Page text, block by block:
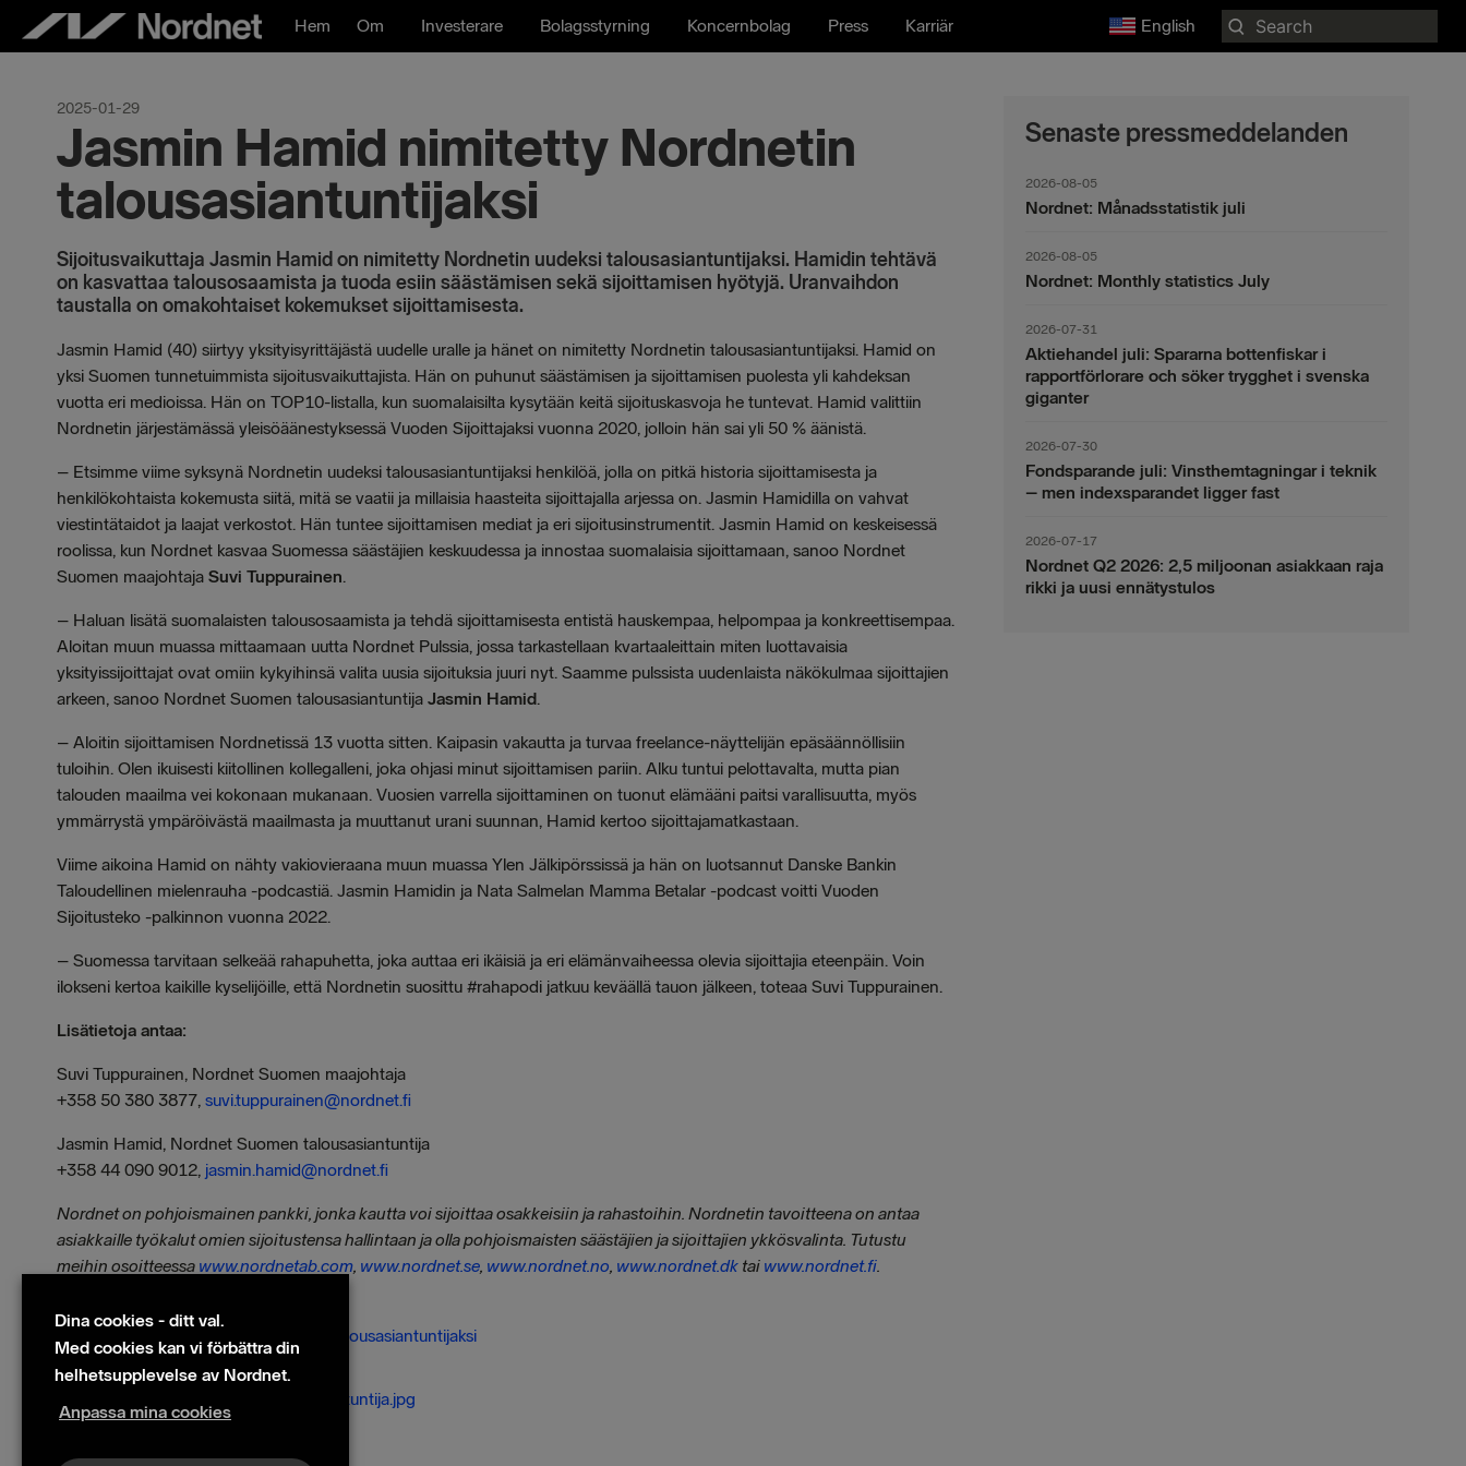
Hoppa
Hem Om Investerare Bolagsstyrning Koncernbolag Press Karriär English
Search
for:
2025-01-29
Jasmin Hamid nimitetty Nordnetin
talousasiantuntijaksi
Sijoitusvaikuttaja Jasmin Hamid on nimitetty Nordnetin uudeksi talousasiantuntijaksi. Hamidin tehtävä
on kasvattaa talousosaamista ja tuoda esiin säästämisen sekä sijoittamisen hyötyjä. Uranvaihdon
taustalla on omakohtaiset kokemukset sijoittamisesta.
Jasmin Hamid (40) siirtyy yksityisyrittäjästä uudelle uralle ja hänet on nimitetty Nordnetin talousasiantuntijaksi. Hamid on
yksi Suomen tunnetuimmista sijoitusvaikuttajista. Hän on puhunut säästämisen ja sijoittamisen puolesta yli kahdeksan
vuotta eri medioissa. Hän on TOP10-listalla, kun suomalaisilta kysytään keitä sijoituskasvoja he tuntevat. Hamid valittiin
Nordnetin järjestämässä yleisöäänestyksessä Vuoden Sijoittajaksi vuonna 2020, jolloin hän sai yli 50 % äänistä.
– Etsimme viime syksynä Nordnetin uudeksi talousasiantuntijaksi henkilöä, jolla on pitkä historia sijoittamisesta ja
henkilökohtaista kokemusta siitä, mitä se vaatii ja millaisia haasteita sijoittajalla arjessa on. Jasmin Hamidilla on vahvat
viestintätaidot ja laajat verkostot. Hän tuntee sijoittamisen mediat ja eri sijoitusinstrumentit. Jasmin Hamid on keskeisessä
roolissa, kun Nordnet kasvaa Suomessa säästäjien keskuudessa ja innostaa suomalaisia sijoittamaan, sanoo Nordnet
Suomen maajohtaja Suvi Tuppurainen.
– Haluan lisätä suomalaisten talousosaamista ja tehdä sijoittamisesta entistä hauskempaa, helpompaa ja konkreettisempaa.
Aloitan muun muassa mittaamaan uutta Nordnet Pulssia, jossa tarkastellaan kvartaaleittain miten luottavaisia
yksityissijoittajat ovat omiin kykyihinsä valita uusia sijoituksia juuri nyt. Saamme pulssista uudenlaista näkökulmaa sijoittajien
arkeen, sanoo Nordnet Suomen talousasiantuntija Jasmin Hamid.
– Aloitin sijoittamisen Nordnetissä 13 vuotta sitten. Kaipasin vakautta ja turvaa freelance-näyttelijän epäsäännöllisiin
tuloihin. Olen ikuisesti kiitollinen kollegalleni, joka ohjasi minut sijoittamisen pariin. Alku tuntui pelottavalta, mutta pian
talouden maailma vei kokonaan mukanaan. Vuosien varrella sijoittaminen on tuonut elämääni paitsi varallisuutta, myös
ymmärrystä ympäröivästä maailmasta ja muuttanut urani suunnan, Hamid kertoo sijoittajamatkastaan.
Viime aikoina Hamid on nähty vakiovieraana muun muassa Ylen Jälkipörssissä ja hän on luotsannut Danske Bankin
Taloudellinen mielenrauha -podcastiä. Jasmin Hamidin ja Nata Salmelan Mamma Betalar -podcast voitti Vuoden
Sijoitusteko -palkinnon vuonna 2022.
– Suomessa tarvitaan selkeää rahapuhetta, joka auttaa eri ikäisiä ja eri elämänvaiheessa olevia sijoittajia eteenpäin. Voin
ilokseni kertoa kaikille kyselijöille, että Nordnetin suosittu #rahapodi jatkuu keväällä tauon jälkeen, toteaa Suvi Tuppurainen.
Lisätietoja antaa:
Suvi Tuppurainen, Nordnet Suomen maajohtaja
+358 50 380 3877, suvi.tuppurainen@nordnet.fi
Jasmin Hamid, Nordnet Suomen talousasiantuntija
+358 44 090 9012, jasmin.hamid@nordnet.fi
Nordnet on pohjoismainen pankki, jonka kautta voi sijoittaa osakkeisiin ja rahastoihin. Nordnetin tavoitteena on antaa
asiakkaille työkalut omien sijoitustensa hallintaan ja olla pohjoismaisten säästäjien ja sijoittajien ykkösvalinta. Tutustu
meihin osoitteessa www.nordnetab.com, www.nordnet.se, www.nordnet.no, www.nordnet.dk tai www.nordnet.fi.
Filer
Jasmin Hamid nimitetty Nordnetin talousasiantuntijaksi
Bilder
Jasmin Hamid Nordnetin talousasiantuntija.jpg
Senaste pressmeddelanden
2026-08-05
Nordnet: Månadsstatistik juli
2026-08-05
Nordnet: Monthly statistics July
2026-07-31
Aktiehandel juli: Spararna bottenfiskar i
rapportförlorare och söker trygghet i svenska
giganter
2026-07-30
Fondsparande juli: Vinsthemtagningar i teknik
– men indexsparandet ligger fast
2026-07-17
Nordnet Q2 2026: 2,5 miljoonan asiakkaan raja
rikki ja uusi ennätystulos
Dina cookies - ditt val.
Med cookies kan vi förbättra din
helhetsupplevelse av Nordnet.
Anpassa mina cookies